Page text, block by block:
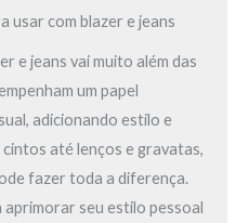
usar com blazer e jeans
e jeans vai muito além das
um papel
adicionando estilo e
até lenços e gravatas,
fazer toda a diferença.
aprimorar seu estilo pessoal